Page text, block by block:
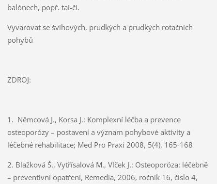
balónech, popř. tai-či.
Vyvarovat se švihových, prudkých a prudkých rotačních
pohybů
ZDROJ:
1. Němcová J., Korsa J.: Komplexní léčba a prevence
osteoporózy – postavení a význam pohybové aktivity a
léčebné rehabilitace; Med Pro Praxi 2008, 5(4), 165-168
2. Blažková Š., Vytřísalová M., Vlček J.: Osteoporóza: léčebně
– preventivní opatření, Remedia, 2006, ročník 16, číslo 4,